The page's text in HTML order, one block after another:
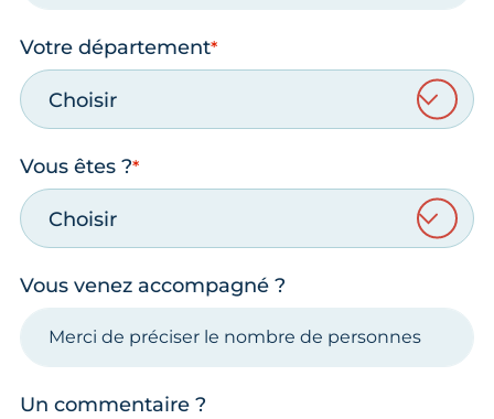
Votre département
Choisir
Vous êtes ?
Choisir
Vous venez accompagné ?
Un commentaire ?